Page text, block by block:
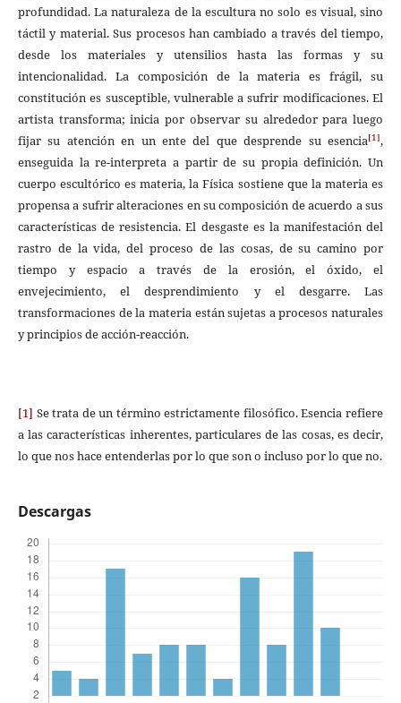
profundidad. La naturaleza de la escultura no solo es visual, sino
táctil y material. Sus procesos han cambiado a través del tiempo,
desde los materiales y utensilios hasta las formas y su
intencionalidad. La composición de la materia es frágil, su
constitución es susceptible, vulnerable a sufrir modificaciones. El
artista transforma; inicia por observar su alrededor para luego
fijar su atención en un ente del que desprende su esencia[1],
enseguida la re-interpreta a partir de su propia definición. Un
cuerpo escultórico es materia, la Física sostiene que la materia es
propensa a sufrir alteraciones en su composición de acuerdo a sus
características de resistencia. El desgaste es la manifestación del
rastro de la vida, del proceso de las cosas, de su camino por
tiempo y espacio a través de la erosión, el óxido, el
envejecimiento, el desprendimiento y el desgarre. Las
transformaciones de la materia están sujetas a procesos naturales
y principios de acción-reacción.
[1] Se trata de un término estrictamente filosófico. Esencia refiere
a las características inherentes, particulares de las cosas, es decir,
lo que nos hace entenderlas por lo que son o incluso por lo que no.
Descargas